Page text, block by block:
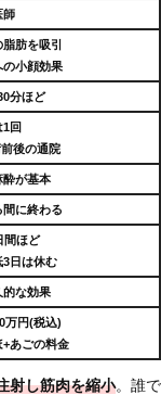
師
肪を吸引
の小顔効果
分ほど
回
後の通院
酔が基本
間に終わる
間ほど
日は休む
的な効果
万円(税込)
あごの料金
射し筋肉を縮小。誰で